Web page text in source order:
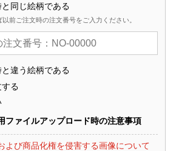
同じ絵柄である
前ご注文時の注文番号をご入力ください。
違う絵柄である
る
ファイルアップロード時の注意事項
よび商品化権を侵害する画像について